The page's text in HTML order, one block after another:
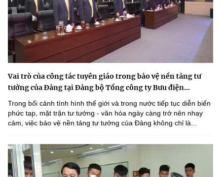
Vai trò của công tác tuyên giáo trong bảo vệ nền tảng tư
tưởng của Đảng tại Đảng bộ Tổng công ty Bưu điện...
Trong bối cảnh tình hình thế giới và trong nước tiếp tục diễn biến
phức tạp, mặt trận tư tưởng - văn hóa ngày càng trở nên nhạy
cảm, việc bảo vệ nền tảng tư tưởng của Đảng không chỉ là...